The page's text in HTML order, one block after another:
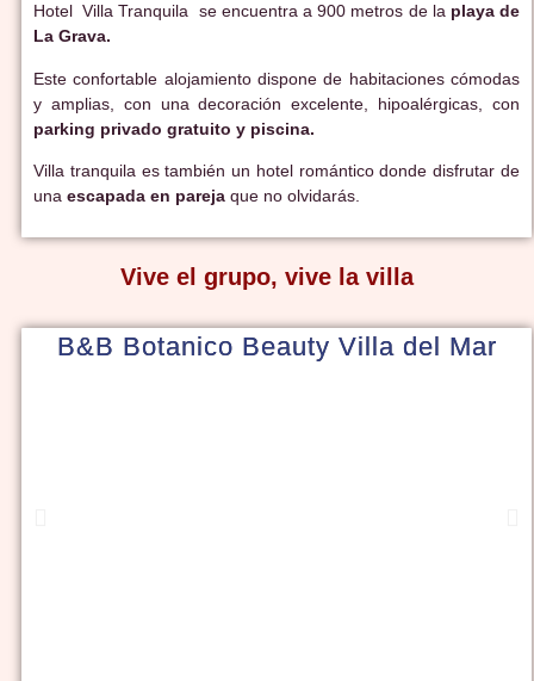
Hotel Villa Tranquila se encuentra a 900 metros de la playa de
La Grava.
Este confortable alojamiento dispone de habitaciones cómodas
y amplias, con una decoración excelente, hipoalérgicas, con
parking privado gratuito y piscina.
Villa tranquila es también un hotel romántico donde disfrutar de
una escapada en pareja que no olvidarás.
Vive el grupo, vive la villa
B&B Botanico Beauty Villa del Mar